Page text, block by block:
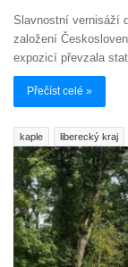
Slavnostní vernisáží
založení
expozicí převzala
Přečíst celé »
kaple liberecký kraj